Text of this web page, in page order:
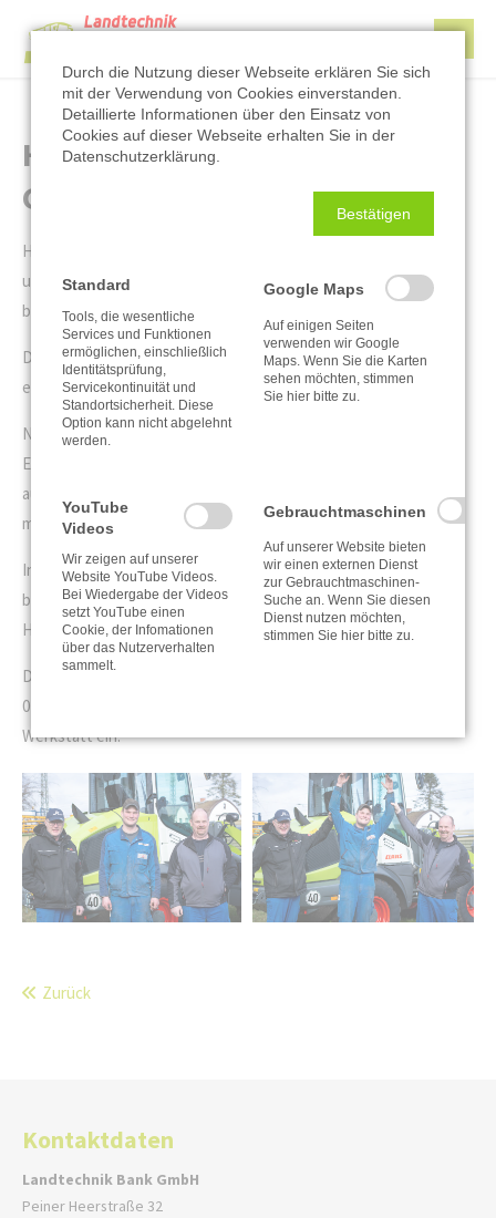
Hagen hat seine
Gesellenprüfung bestanden!
Hagen Pannock hat am 01.08.2017 seine Ausbildung zum Land-
und Baumaschinenmechatroniker in unserem Unternehmen
begonnen.
Dreieinhalb Jahre später, im Januar 2021, hat er die Ausbildung
erfolgreich bestanden.
Normalerweise ist die Freisprechung eine prägende und schöne
Erfahrung für alle Absolventen. Wir bedauern sehr, dass Hagen
aufgrund der Corona Pandemie auf dieses Ereignis verzichten
musste.
In unserem Team wurde er trotz alledem bestmöglich
beglückwünscht und wir sind sehr stolz und froh darüber, dass
Hagen uns weiterhin als wertvoller Geselle erhalten bleibt!
Die Verstärkung im Azubi-Team ist auch bereits gesichert. Am
01.08.2021 stellen wir wieder zwei neue Auszubildende in der
Werkstatt ein.
Heiner Bank, Hagen
Pannock und Karsten
Eilmann
Wir jubeln gemeinsam mit
Hagen!
Zurück
Kontaktdaten
Landtechnik Bank GmbH
Peiner Heerstraße 32
Durch die Nutzung dieser Webseite erklären Sie sich
mit der Verwendung von Cookies einverstanden.
Detaillierte Informationen über den Einsatz von
Cookies auf dieser Webseite erhalten Sie in der
Datenschutzerklärung.
Bestätigen
Standard
Tools, die wesentliche
Services und Funktionen
ermöglichen, einschließlich
Identitätsprüfung,
Servicekontinuität und
Standortsicherheit. Diese
Option kann nicht abgelehnt
werden.
Google Maps
Auf einigen Seiten
verwenden wir Google
Maps. Wenn Sie die Karten
sehen möchten, stimmen
Sie hier bitte zu.
YouTube
Videos
Wir zeigen auf unserer
Website YouTube Videos.
Bei Wiedergabe der Videos
setzt YouTube einen
Cookie, der Infomationen
über das Nutzerverhalten
sammelt.
Gebrauchtmaschinen
Auf unserer Website bieten
wir einen externen Dienst
zur Gebrauchtmaschinen-
Suche an. Wenn Sie diesen
Dienst nutzen möchten,
stimmen Sie hier bitte zu.